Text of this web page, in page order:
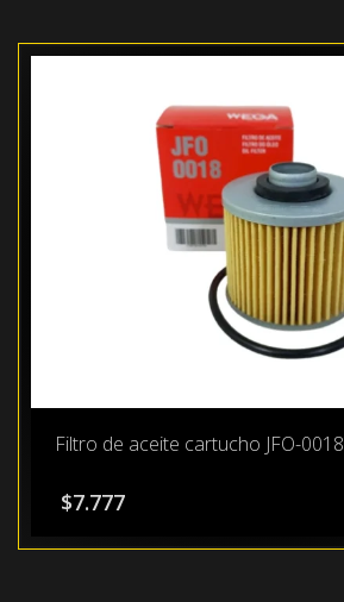
Filtro de aceite cartucho JFO-0018
$7.777